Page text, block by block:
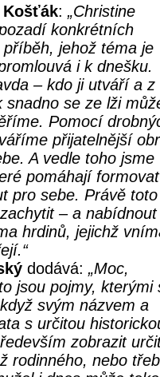
Košťák: „Christine
konkrétních
jehož téma je
i k dnešku.
– kdo ji utváří a z
snadno se ze lži
Pomocí
přijatelnější
A vedle toho jsme
pomáhají
pro sebe. Právě toto
– a nabídnout
hrdinů, jejichž
dodává: „Moc,
jsou pojmy, kterými
svým názvem a
s určitou
zobrazit
rodinného, nebo